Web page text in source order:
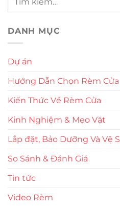
DANH MỤC
Dự án
Hướng Dẫn Chọn Rèm Cửa
Kiến Thức Về Rèm Cửa
Kinh Nghiệm & Mẹo Vặt
Lắp đặt, Bảo Dưỡng Và Vệ
So Sánh & Đánh Giá
Tin tức
Video Rèm